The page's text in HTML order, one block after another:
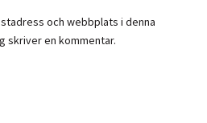
och webbplats i denna
skriver en kommentar.